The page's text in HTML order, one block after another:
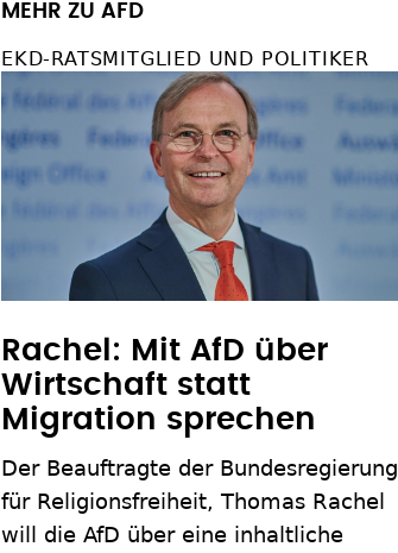
MEHR ZU AFD
EKD-RATSMITGLIED UND POLITIKER
Rachel: Mit AfD über
Wirtschaft statt
Migration sprechen
Der Beauftragte der Bundesregierung
für Religionsfreiheit, Thomas Rachel
will die AfD über eine inhaltliche